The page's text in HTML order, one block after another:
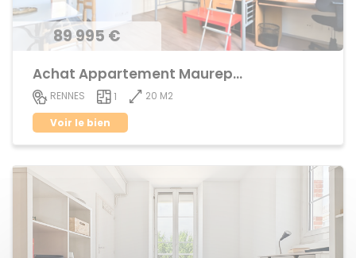
89 995 €
Achat Appartement Maurepas
RENNES 1
20 M2
Voir le bien